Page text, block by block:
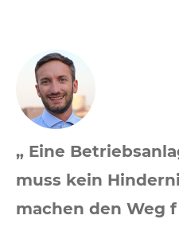
„ Eine
muss kein
machen den Weg